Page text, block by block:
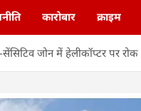
कारोबार क्राइम
जोन में हेलीकॉप्टर पर